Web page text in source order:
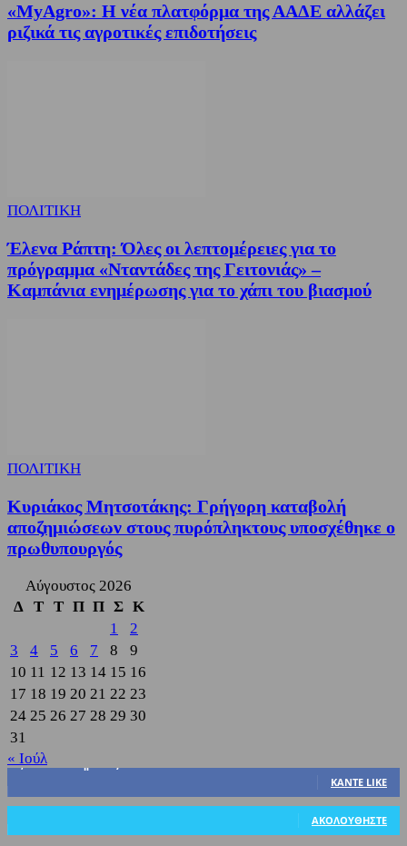
«MyAgro»: Η νέα πλατφόρμα της ΑΑΔΕ αλλάζει
ριζικά τις αγροτικές επιδοτήσεις
ΠΟΛΙΤΙΚΗ
Έλενα Ράπτη: Όλες οι λεπτομέρειες για το
πρόγραμμα «Νταντάδες της Γειτονιάς» –
Καμπάνια ενημέρωσης για το χάπι του βιασμού
ΠΟΛΙΤΙΚΗ
Κυριάκος Μητσοτάκης: Γρήγορη καταβολή
αποζημιώσεων στους πυρόπληκτους υποσχέθηκε ο
πρωθυπουργός
Αύγουστος 2026
Δ
Τ Τ Π Π Σ Κ
1
2
3
4 5 6 7 8
9
10 11 12 13 14 15 16
17 18 19 20 21 22 23
24 25 26 27 28 29 30
31
« Ιούλ
3,822
ΚΆΝΤΕ LIKE
ΑΚΟΛΟΥΘΉΣΤΕ